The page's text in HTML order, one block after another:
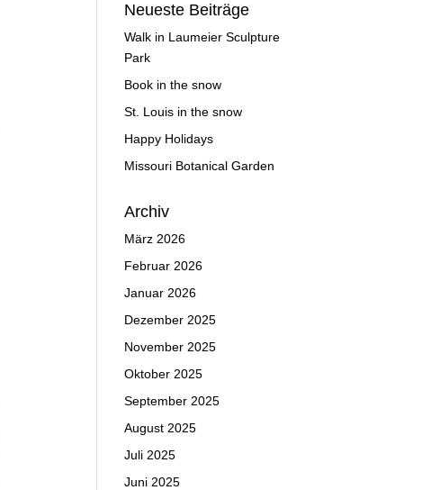
Neueste Beiträge
Walk in Laumeier Sculpture
Park
Book in the snow
St. Louis in the snow
Happy Holidays
Missouri Botanical Garden
Archiv
März 2026
Februar 2026
Januar 2026
Dezember 2025
November 2025
Oktober 2025
September 2025
August 2025
Juli 2025
Juni 2025